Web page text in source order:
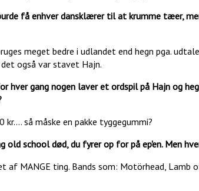
få enhver dansklærer til at krumme tæer,
meget bedre i udlandet end hegn pga.
også var stavet Hajn.
hver gang nogen laver et ordspil på Hajn og
kr.… så måske en pakke tyggegummi?
old school død, du fyrer op for på ep'en. Men
af MANGE ting. Bands som: Motörhead, Lamb